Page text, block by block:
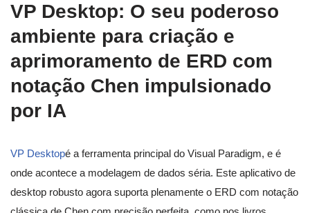
VP Desktop: O seu poderoso
ambiente para criação e
aprimoramento de ERD com
notação Chen impulsionado
por IA
VP Desktopé a ferramenta principal do Visual Paradigm, e é
onde acontece a modelagem de dados séria. Este aplicativo de
desktop robusto agora suporta plenamente o ERD com notação